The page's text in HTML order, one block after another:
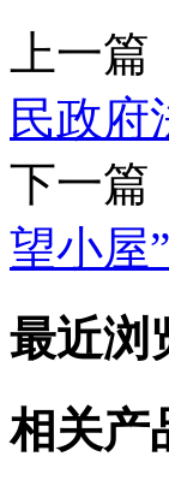
上一篇
民政府
下一篇
望小屋
最近浏
相关产